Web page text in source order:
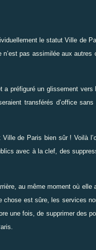
le statut Ville de
pas assimilée aux autres
a préfiguré un glissement vers
transférés d’office
de Paris bien sûr ! Voilà
avec à la clef, des
au même moment où elle
chose est sûre, les services
une fois, de supprimer des